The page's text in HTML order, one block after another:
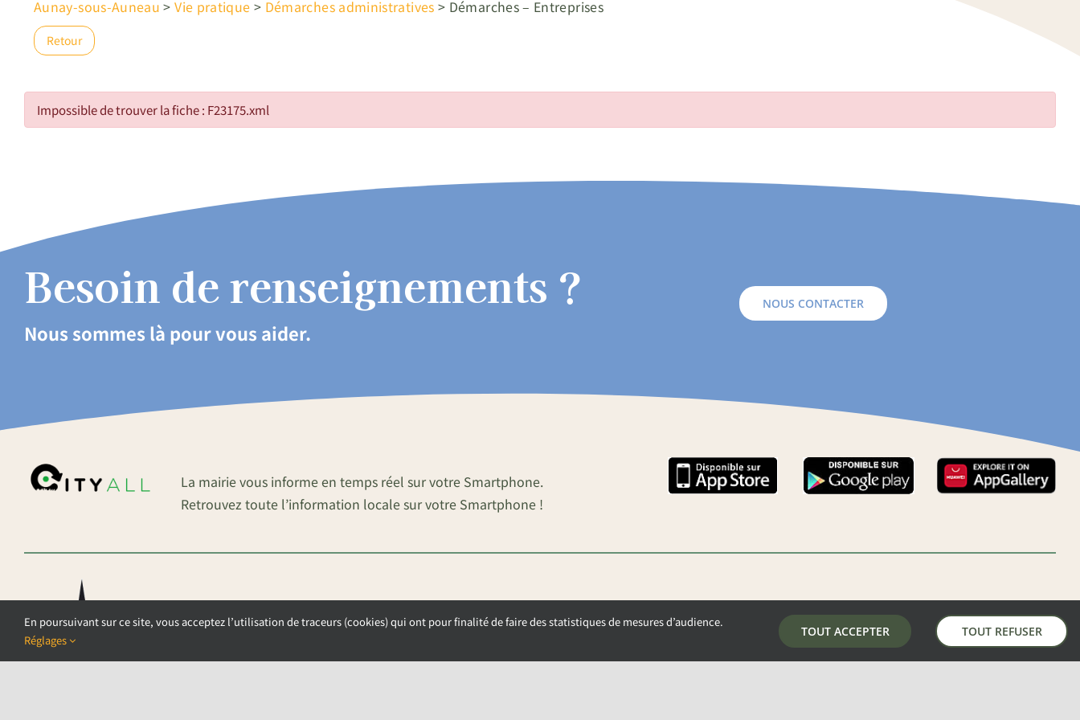
Aunay-sous-Auneau >Vie pratique > Démarches administratives > Démarches – Entreprises
Retour
Impossible de trouver la fiche : F23175.xml
Besoin de renseignements ?
Nous sommes là pour vous aider.
NOUS CONTACTER
La mairie vous informe en temps réel sur votre Smartphone.
Retrouvez toute l’information locale sur votre Smartphone !
OUVERTURE DE LA MAIRIE LA MAIRIE DE AUNAY-SOUS-AUNEAU
5 place de la mairie, 28700 Aunay-Sous-Auneau
En poursuivant sur ce site, vous acceptez l’utilisation de traceurs (cookies) qui ont pour finalité de faire des statistiques de mesures d’audience.
Réglages
TOUT ACCEPTER TOUT REFUSER